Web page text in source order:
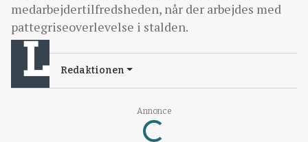
Annonce
Loading...
medarbejdertilfredsheden, når der arbejdes med
pattegriseoverlevelse i stalden.
Redaktionen